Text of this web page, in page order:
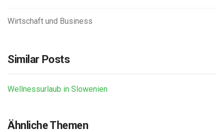
Wirtschaft und Business
Similar Posts
Wellnessurlaub in Slowenien
Ähnliche Themen